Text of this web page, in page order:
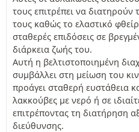
τους επιτρέπει να διατηρούν
τους καθώς το ελαστικό
σταθερές επιδόσεις σε
διάρκεια ζωής του.
Αυτή η βελτιστοποιημένη
συμβάλλει στη μείωση του
προάγει σταθερή ευστάθεια
λακκούβες με νερό ή σε
επιτρέποντας τη διατήρηση
διεύθυνσης.